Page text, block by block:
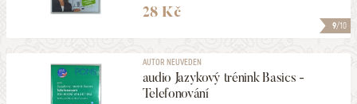
9/10
28 Kč
AUTOR NEUVEDEN
audio Jazykový trénink Basics -
Telefonování